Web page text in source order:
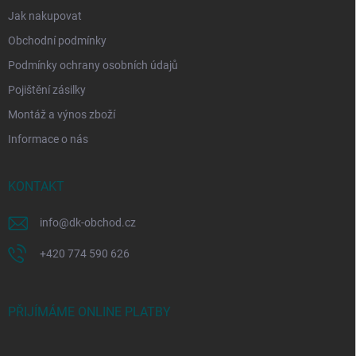
Jak nakupovat
Obchodní podmínky
Podmínky ochrany osobních údajů
Pojištění zásilky
Montáž a výnos zboží
Informace o nás
KONTAKT
info@dk-obchod.cz
+420 774 590 626
PŘIJÍMÁME ONLINE PLATBY